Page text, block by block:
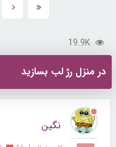
19.9K
در منزل رژ لب بسازید
نگین